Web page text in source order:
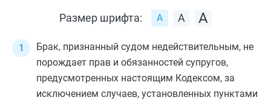
Размер шрифта:
Брак, признанный судом недействительным, не
порождает прав и обязанностей супругов,
предусмотренных настоящим Кодексом, за
исключением случаев, установленных пунктами